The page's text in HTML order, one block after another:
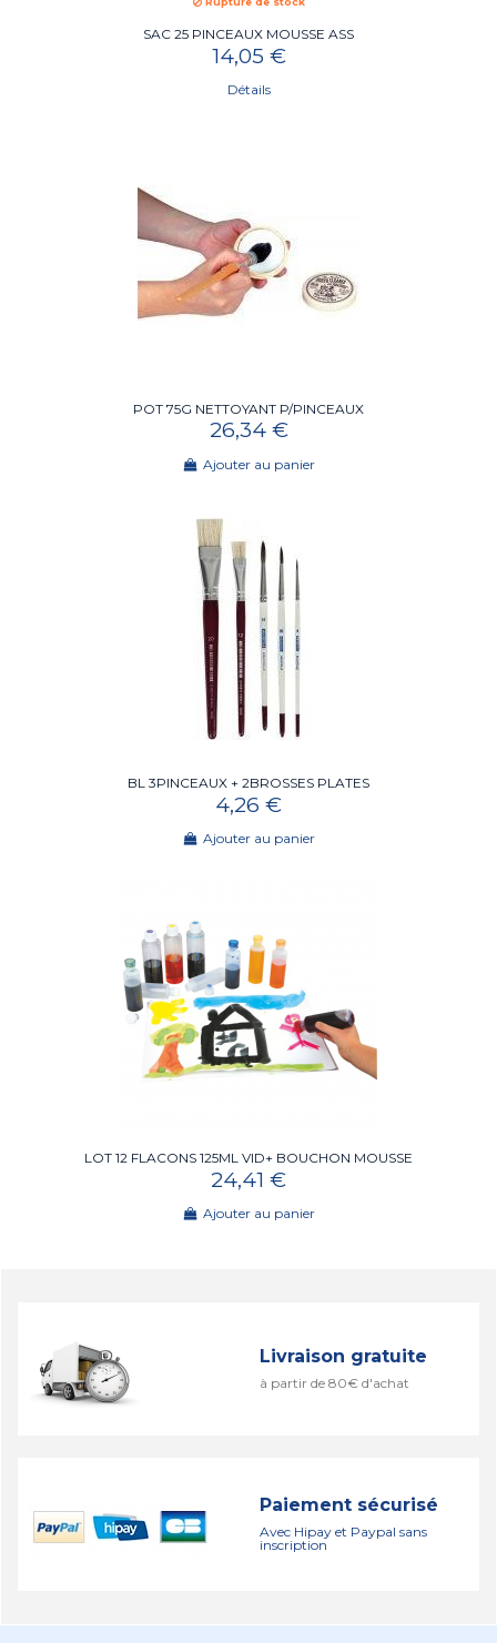
SAC 25 PINCEAUX MOUSSE ASS
14,05 €
Détails
POT 75G NETTOYANT P/PINCEAUX
26,34 €
Ajouter au panier
BL 3PINCEAUX + 2BROSSES PLATES
4,26 €
Ajouter au panier
LOT 12 FLACONS 125ML VID+ BOUCHON MOUSSE
24,41 €
Ajouter au panier
Livraison gratuite
à partir de 80€ d'achat
Paiement sécurisé
Avec Hipay et Paypal sans
inscription